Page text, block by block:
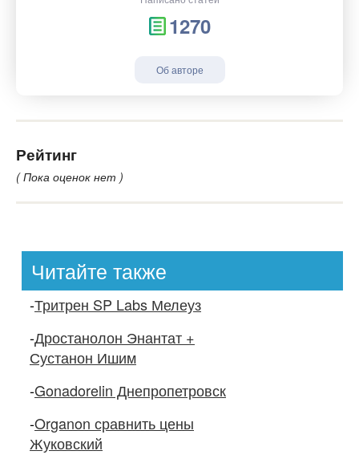
1270
Об авторе
Рейтинг
( Пока оценок нет )
Читайте также
-Тритрен SP Labs Мелеуз
-Дростанолон Энантат +
Сустанон Ишим
-Gonadorelin Днепропетровск
-Organon сравнить цены
Жуковский